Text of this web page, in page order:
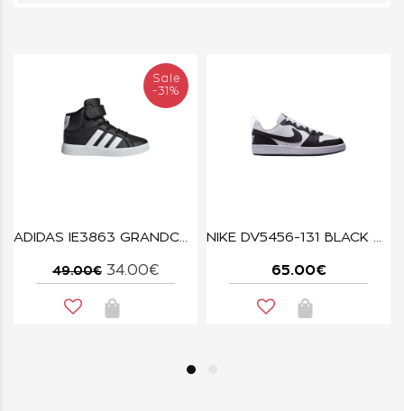
Sale
-31%
ADIDAS IE3863 GRANDCOURT
49.00€ 34.00€
NIKE DV5456-131 BLACK WHITE COURT BOROUGH LOW RECRAFT
65.00€